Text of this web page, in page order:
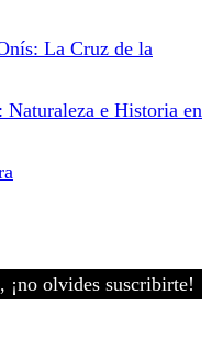
La Cruz de la
Naturaleza e Historia en
¡no olvides suscribirte!